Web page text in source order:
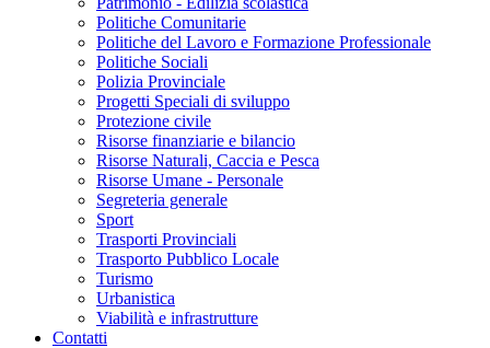
Politiche Comunitarie
Politiche del Lavoro e Formazione Professionale
Politiche Sociali
Polizia Provinciale
Progetti Speciali di sviluppo
Protezione civile
Risorse finanziarie e bilancio
Risorse Naturali, Caccia e Pesca
Risorse Umane - Personale
Segreteria generale
Sport
Trasporti Provinciali
Trasporto Pubblico Locale
Turismo
Urbanistica
Viabilità e infrastrutture
Contatti